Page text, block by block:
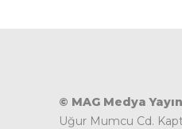
© MAG Medya
Uğur Mumcu Cd.